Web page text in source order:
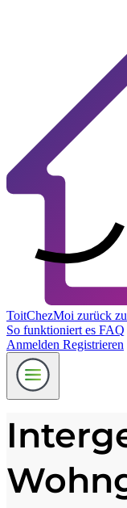
ToitChezMoi zurück
So funktioniert es FAQ
Anmelden Registrieren